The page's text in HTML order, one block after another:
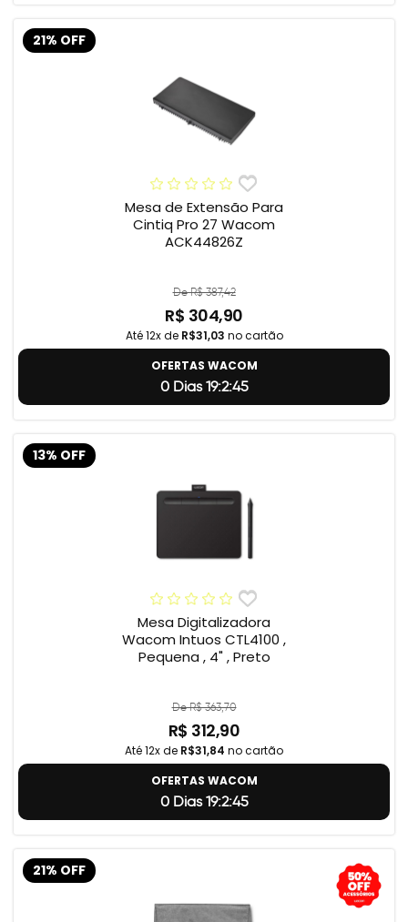
21% OFF
Mesa de Extensão Para
Cintiq Pro 27 Wacom
ACK44826Z
De R$ 387,42
R$ 304,90
Até 12x de R$31,03 no cartão
OFERTAS WACOM
0 Dias 19:2:44
13% OFF
Mesa Digitalizadora
Wacom Intuos CTL4100 ,
Pequena , 4" , Preto
De R$ 363,70
R$ 312,90
Até 12x de R$31,84 no cartão
OFERTAS WACOM
0 Dias 19:2:44
21% OFF